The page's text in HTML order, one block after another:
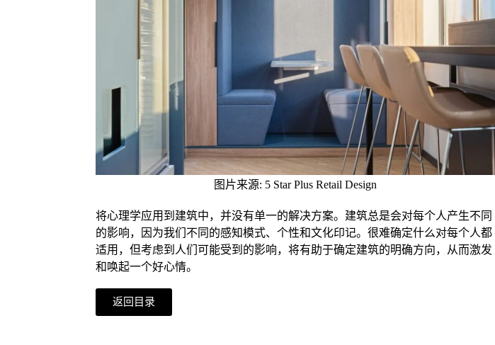
图片来源: 5 Star Plus Retail Design
将心理学应用到建筑中，并没有单一的解决方案。建筑总是会对每个人产生不同
的影响，因为我们不同的感知模式、个性和文化印记。很难确定什么对每个人都
适用，但考虑到人们可能受到的影响，将有助于确定建筑的明确方向，从而激发
和唤起一个好心情。
返回目录